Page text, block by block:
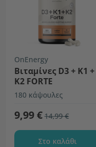
OnEnergy
Βιταμίνες D3 + K1 +
K2 FORTE
180 κάψουλες
9,99 € 14,99 €
Στο καλάθι